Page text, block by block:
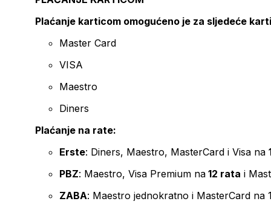
Plaćanje karticom omogućeno je za sljedeće
Master Card
VISA
Maestro
Diners
Plaćanje na rate:
Erste: Diners, Maestro, MasterCard i Visa na
PBZ: Maestro, Visa Premium na 12 rata i
ZABA: Maestro jednokratno i MasterCard na